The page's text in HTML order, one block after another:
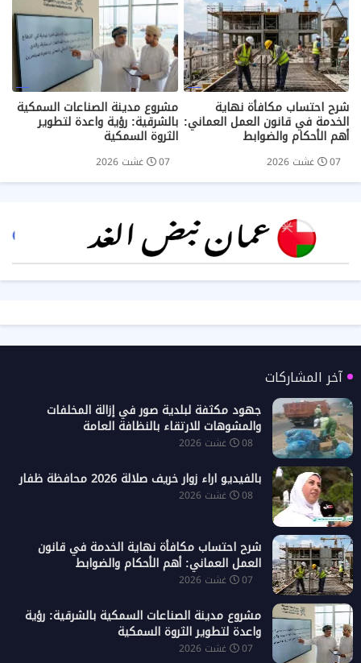
شرح احتساب مكافأة نهاية
الخدمة في قانون العمل العماني:
أهم الأحكام والضوابط
07 غشت 2026
مشروع مدينة الصناعات السمكية
بالشرقية: رؤية واعدة لتطوير
الثروة السمكية
07 غشت 2026
آخر المشاركات
جهود مكثفة لبلدية صور في إزالة المخلفات
والمشوهات للارتقاء بالنظافة العامة
08 غشت 2026
بالفيديو اراء زوار خريف صلالة 2026 محافظة ظفار
08 غشت 2026
شرح احتساب مكافأة نهاية الخدمة في قانون
العمل العماني: أهم الأحكام والضوابط
07 غشت 2026
مشروع مدينة الصناعات السمكية بالشرقية: رؤية
واعدة لتطوير الثروة السمكية
07 غشت 2026